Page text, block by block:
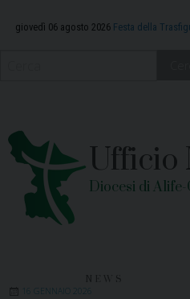
giovedì 06 agosto 2026 Festa della
Ufficio
Diocesi di Alife-
16 GENNAIO 2026